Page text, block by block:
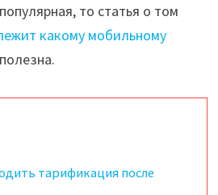
то статья о том
какому мобильному
тарификация после